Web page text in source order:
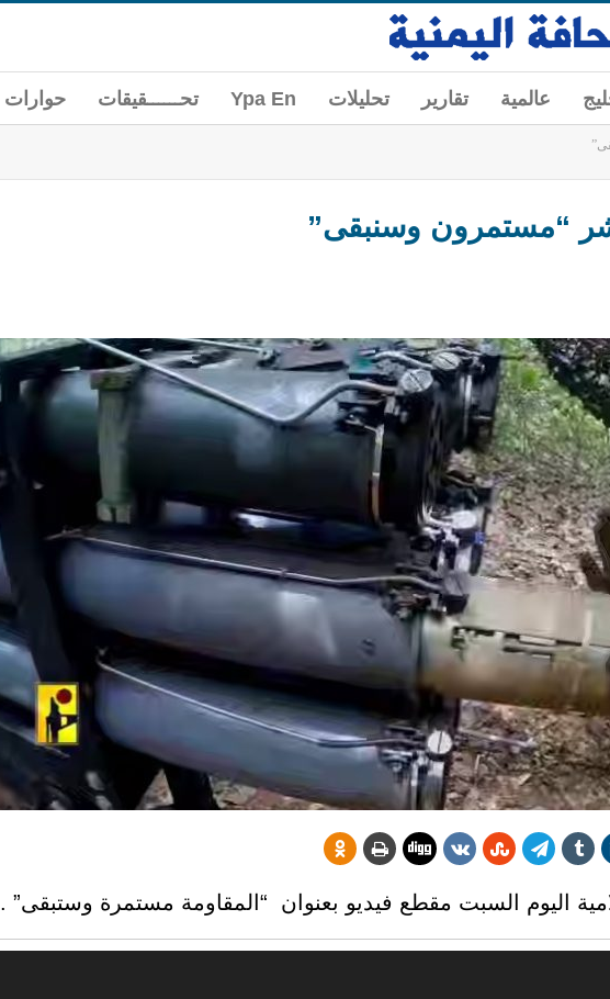
عالمية تقارير تحليلات Ypa En تحــــــقيقات حوارات
“مستمرون وسنبقى”
اليوم السبت مقطع فيديو بعنوان “المقاومة مستمرة وستبقى” .